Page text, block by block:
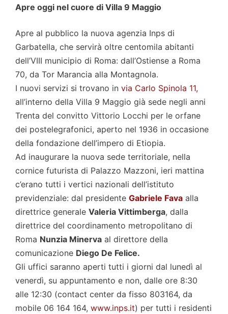
Apre oggi nel cuore di Villa 9 Maggio
Apre al pubblico la nuova agenzia Inps di
Garbatella, che servirà oltre centomila abitanti
dell’VIII municipio di Roma: dall’Ostiense a Roma
70, da Tor Marancia alla Montagnola.
I nuovi servizi si trovano in via Carlo Spinola 11,
all’interno della Villa 9 Maggio già sede negli anni
Trenta del convitto Vittorio Locchi per le orfane
dei postelegrafonici, aperto nel 1936 in occasione
della fondazione dell’impero di Etiopia.
Ad inaugurare la nuova sede territoriale, nella
cornice futurista di Palazzo Mazzoni, ieri mattina
c’erano tutti i vertici nazionali dell’istituto
previdenziale: dal presidente Gabriele Fava alla
direttrice generale Valeria Vittimberga, dalla
direttrice del coordinamento metropolitano di
Roma Nunzia Minerva al direttore della
comunicazione Diego De Felice.
Gli uffici saranno aperti tutti i giorni dal lunedì al
venerdì, su appuntamento e non, dalle ore 8:30
alle 12:30 (contact center da fisso 803164, da
mobile 06 164 164, www.inps.it) per tutti i residenti